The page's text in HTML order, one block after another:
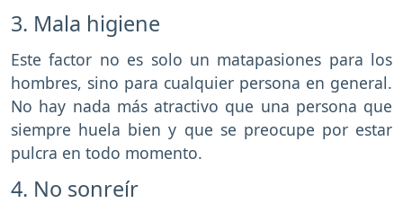
3. Mala higiene
Este factor no es solo un matapasiones para los
hombres, sino para cualquier persona en general.
No hay nada más atractivo que una persona que
siempre huela bien y que se preocupe por estar
pulcra en todo momento.
4. No sonreír